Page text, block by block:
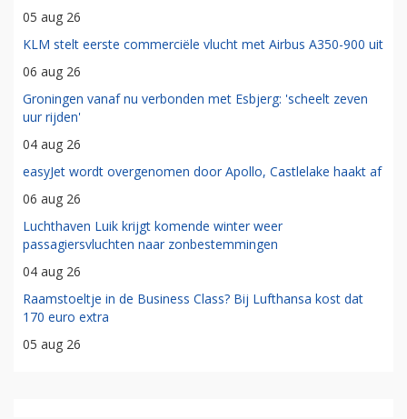
05 aug 26
KLM stelt eerste commerciële vlucht met Airbus A350-900 uit
06 aug 26
Groningen vanaf nu verbonden met Esbjerg: 'scheelt zeven
uur rijden'
04 aug 26
easyJet wordt overgenomen door Apollo, Castlelake haakt af
06 aug 26
Luchthaven Luik krijgt komende winter weer
passagiersvluchten naar zonbestemmingen
04 aug 26
Raamstoeltje in de Business Class? Bij Lufthansa kost dat
170 euro extra
05 aug 26